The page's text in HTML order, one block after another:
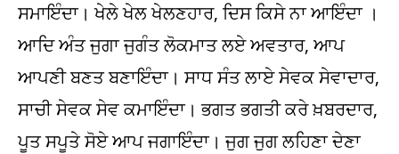
ਸਮਾਇੰਦਾ। ਖੇਲੇ ਖੇਲ ਖੇਲਣਹਾਰ, ਦਿਸ ਕਿਸੇ ਨਾ ਆਇੰਦਾ ।
ਆਦਿ ਅੰਤ ਜੁਗਾ ਜੁਗੰਤ ਲੋਕਮਾਤ ਲਏ ਅਵਤਾਰ, ਆਪ
ਆਪਣੀ ਬਣਤ ਬਣਾਇੰਦਾ। ਸਾਧ ਸੰਤ ਲਾਏ ਸੇਵਕ ਸੇਵਾਦਾਰ,
ਸਾਚੀ ਸੇਵਕ ਸੇਵ ਕਮਾਇੰਦਾ। ਭਗਤ ਭਗਤੀ ਕਰੇ ਖ਼ਬਰਦਾਰ,
ਪੂਤ ਸਪੂਤੇ ਸੋਏ ਆਪ ਜਗਾਇੰਦਾ। ਜੁਗ ਜੁਗ ਲਹਿਣਾ ਦੇਣਾ